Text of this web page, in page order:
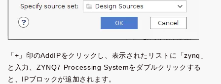
「+」印のAddIPをクリックし、表示されたリストに「zynq」
と入力、ZYNQ7 Processing Systemをダブルクリックする
と、IPブロックが追加されます。